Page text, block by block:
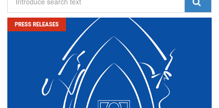
PRESS RELEASES